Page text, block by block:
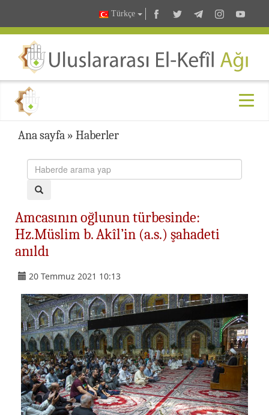
Türkçe
Ana sayfa » Haberler
Amcasının oğlunun türbesinde:
Hz.Müslim b. Akîl’in (a.s.) şahadeti
anıldı
20 Temmuz 2021 10:13